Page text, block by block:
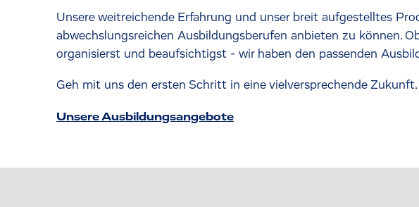
Unsere weitreichende Erfahrung und unser breit aufgestelltes
abwechslungsreichen Ausbildungsberufen anbieten zu können.
organisierst und beaufsichtigst - wir haben den passenden
Geh mit uns den ersten Schritt in eine vielversprechende Zukunft.
Unsere Ausbildungsangebote